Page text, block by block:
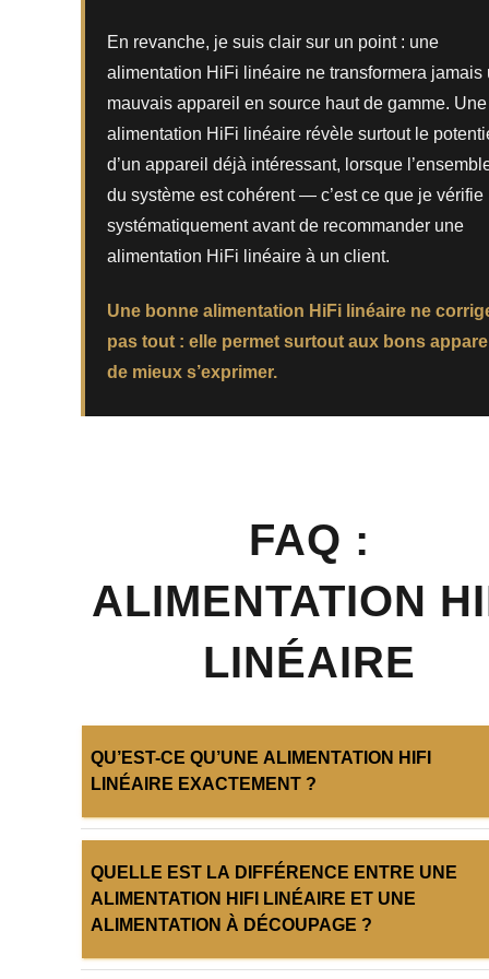
En revanche, je suis clair sur un point : une
alimentation HiFi linéaire ne transformera jamais
mauvais appareil en source haut de gamme. Une
alimentation HiFi linéaire révèle surtout le
d’un appareil déjà intéressant, lorsque
du système est cohérent — c’est ce que je vérifie
systématiquement avant de recommander une
alimentation HiFi linéaire à un client.
Une bonne alimentation HiFi linéaire ne
pas tout : elle permet surtout aux bons
de mieux s’exprimer.
FAQ :
ALIMENTATION
LINÉAIRE
QU’EST-CE QU’UNE ALIMENTATION HIFI
LINÉAIRE EXACTEMENT ?
Une alimentation HiFi linéaire est un bloc
externe qui remplace le transformateur ou
découpage d’origine d’un appareil, afin de lui fournir un
QUELLE EST LA DIFFÉRENCE ENTRE UNE
ALIMENTATION HIFI LINÉAIRE ET UNE
ALIMENTATION À DÉCOUPAGE ?